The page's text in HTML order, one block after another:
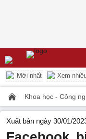
Mới nhất Xem
Khoa học - Công
Xuất bản ngày 30/01/